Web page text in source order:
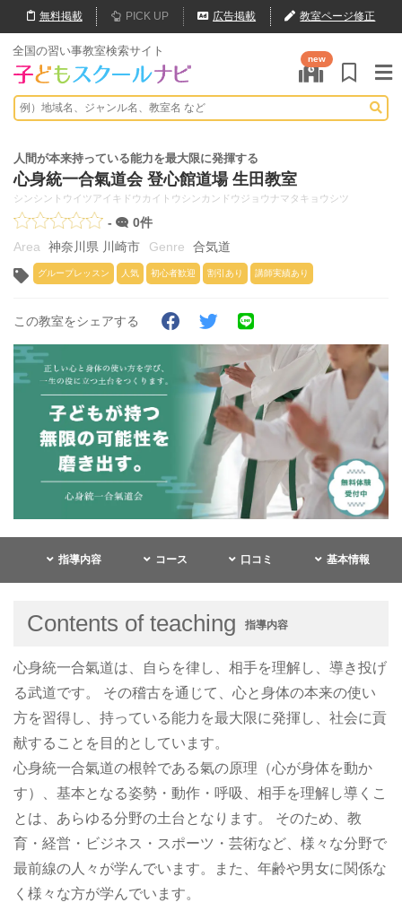
無料掲載 PICK UP 広告掲載 教室ページ修正
全国の習い事教室検索サイト
new
人間が本来持っている能力を最大限に発揮する
心身統一合氣道会 登心館道場 生田教室
シンシントウイツアイキドウカイトウシンカンドウジョウナマタキョウシツ
-
0件
神奈川県 川崎市
合気道
グループレッスン 人気 初心者歓迎 割引あり 講師実績あり
この教室をシェアする
指導内容 コース 口コミ 基本情報
Contents of teaching 指導内容
心身統一合氣道は、自らを律し、相手を理解し、導き投げ
る武道です。 その稽古を通じて、心と身体の本来の使い
方を習得し、持っている能力を最大限に発揮し、社会に貢
献することを目的としています。
心身統一合氣道の根幹である氣の原理（心が身体を動か
す）、基本となる姿勢・動作・呼吸、相手を理解し導くこ
とは、あらゆる分野の土台となります。 そのため、教
育・経営・ビジネス・スポーツ・芸術など、様々な分野で
最前線の人々が学んでいます。また、年齢や男女に関係な
く様々な方が学んでいます。